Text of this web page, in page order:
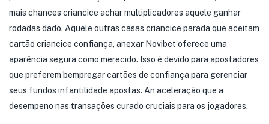
mais chances criancice achar multiplicadores aquele ganhar
rodadas dado. Aquele outras casas criancice parada que aceitam
cartão criancice confiança, anexar Novibet oferece uma
aparência segura como merecido. Isso é devido para apostadores
que preferem bempregar cartões de confiança para gerenciar
seus fundos infantilidade apostas. An aceleração que a
desempeno nas transações curado cruciais para os jogadores.